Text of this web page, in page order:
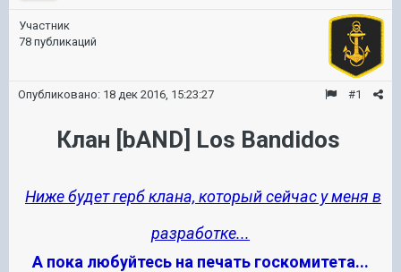
Участник
78 публикаций
#1
Опубликовано: 18 дек 2016, 15:23:27
Клан [bAND] Los Bandidos
Ниже будет герб клана, который сейчас у меня в
разработке...
А пока любуйтесь на печать госкомитета...